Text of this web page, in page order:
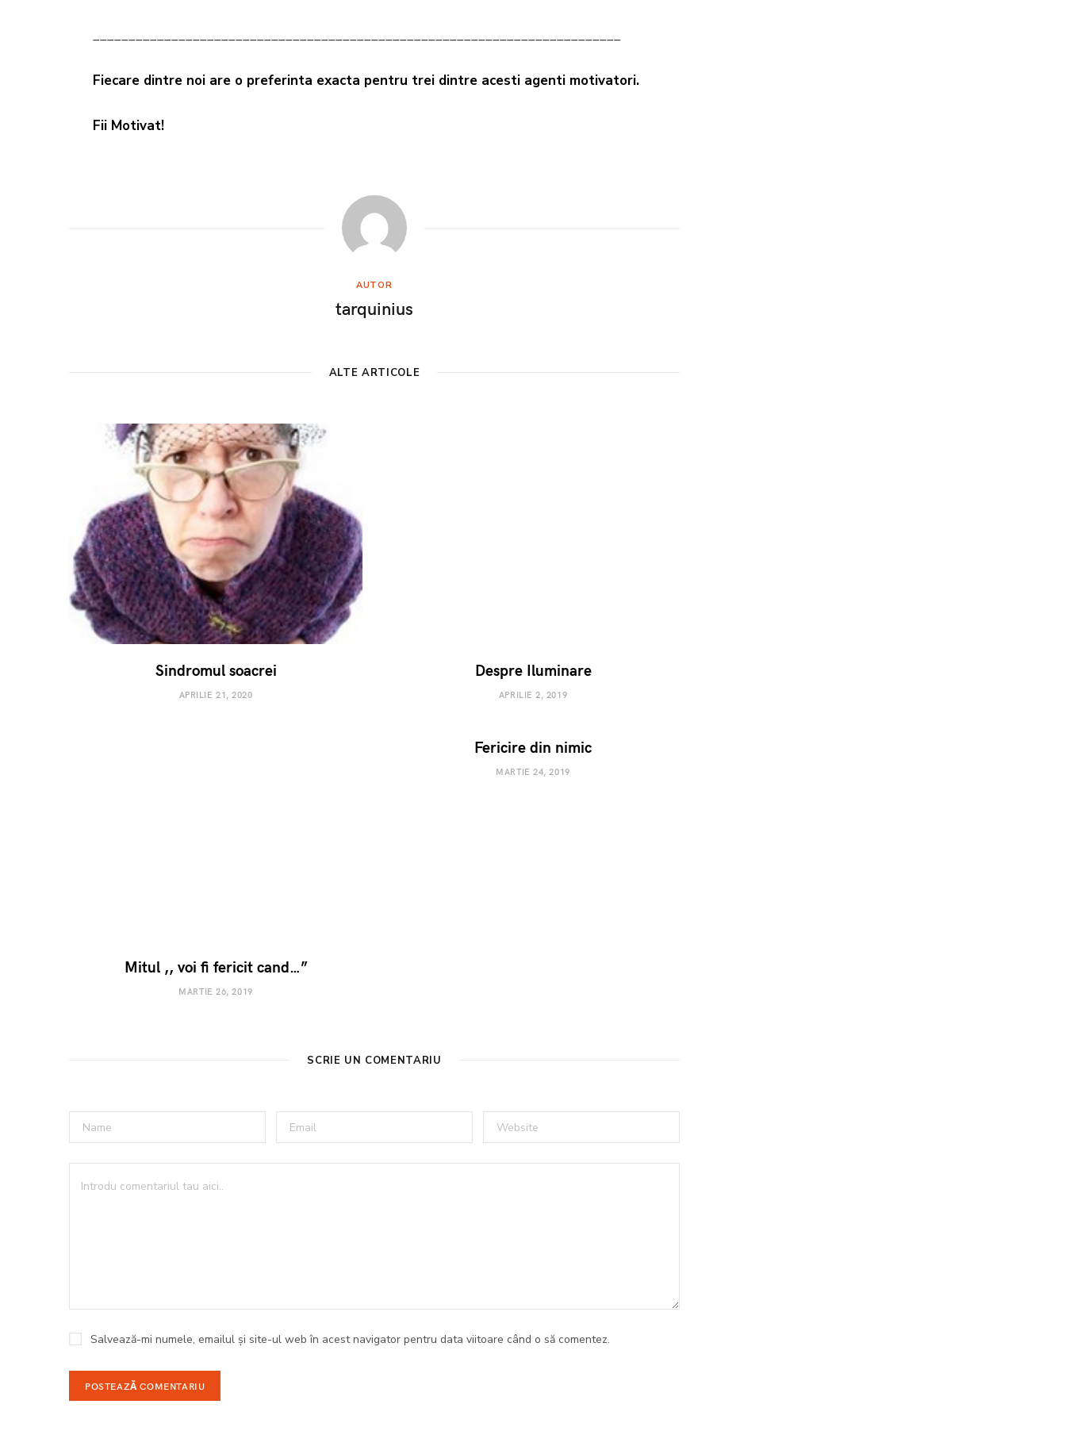
__________________________________________________________________________
Fiecare dintre noi are o preferinta exacta pentru trei dintre acesti agenti motivatori.
Fii Motivat!
AUTOR
tarquinius
ALTE ARTICOLE
Sindromul soacrei
APRILIE 21, 2020
Despre Iluminare
APRILIE 2, 2019
Mitul ,, voi fi fericit cand…”
MARTIE 26, 2019
Fericire din nimic
MARTIE 24, 2019
SCRIE UN COMENTARIU
Salvează-mi numele, emailul și site-ul web în acest navigator pentru data viitoare când o să comentez.